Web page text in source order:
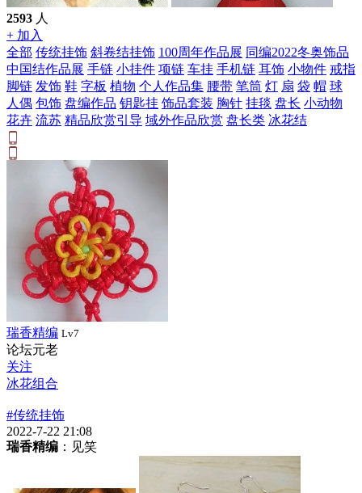
2593 人
+ 加入
全部 传统挂饰 斜卷结挂饰 100周年作品展 同编2022冬奥饰品
中国结作品展 手链 小挂件 项链 车挂 手机链 耳饰 小物件 戒指
脚链 发饰 鞋 字板 植物 个人作品集 腰带 笔筒 灯 扇 袋 帽 球
人偶 包饰 盘编作品 钥匙挂 饰品套装 胸针 挂毯 盘长 小动物
花卉 流苏 精品欣赏引导 域外作品欣赏 盘长类 冰花结
瑞香精编 Lv7
论坛元老
关注
冰花组合
#传统挂饰
2022-7-22 21:08
瑞香精编 ：见笑